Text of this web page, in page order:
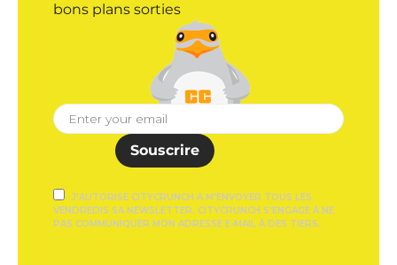
bons plans sorties
Souscrire
J'AUTORISE CITYCRUNCH À M'ENVOYER TOUS LES
VENDREDIS SA NEWSLETTER. CITYCRUNCH S'ENGAGE À NE
PAS COMMUNIQUER MON ADRESSE E-MAIL À DES TIERS.